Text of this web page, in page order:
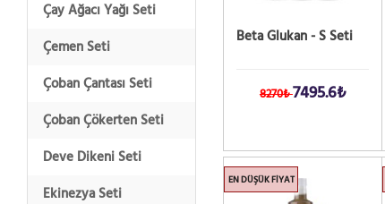
Çay Ağacı Yağı Seti
Çemen Seti
Çoban Çantası Seti
Çoban Çökerten Seti
Deve Dikeni Seti
Ekinezya Seti
Beta Glukan - S Seti
8270₺7495.6₺
EN DÜŞÜK FIYAT